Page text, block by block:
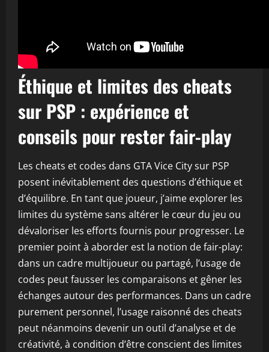
Éthique et limites des cheats
sur PSP : expérience et
conseils pour rester fair-play
Les cheats et codes dans GTA Vice City sur PSP
posent inévitablement des questions d’éthique et
d’équilibre. En tant que joueur, j’aime explorer les
limites du système sans altérer le cœur du jeu ou
dévaloriser les efforts fournis pour progresser. Le
premier point à aborder est la notion de fair-play:
dans un cadre multijoueur ou partagé, l’usage de
codes peut fausser les comparaisons et gêner les
échanges autour des performances. Dans un cadre
purement personnel, l’usage raisonné des cheats
peut néanmoins devenir un outil d’analyse et de
créativité, à condition d’être conscient des limites